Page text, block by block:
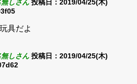
しさん 投稿日：2019/04/25(木)
具だよ
しさん 投稿日：2019/04/25(木)